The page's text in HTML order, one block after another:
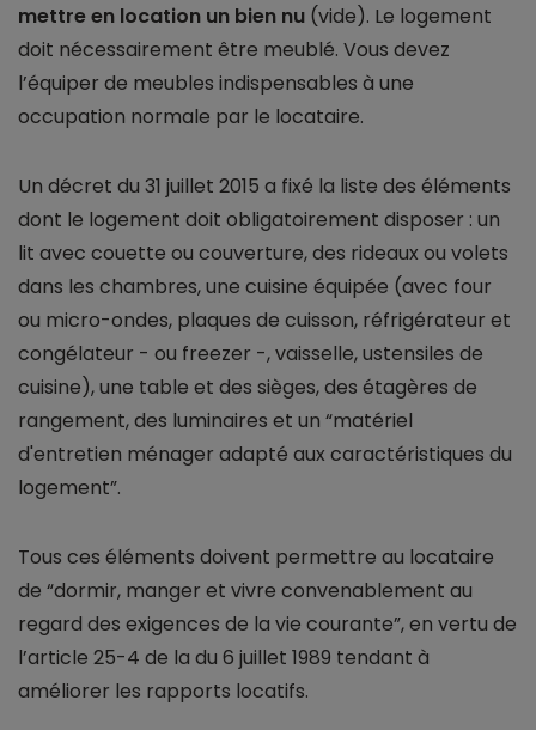
mettre en location un bien nu (vide). Le logement
doit nécessairement être meublé. Vous devez
l’équiper de meubles indispensables à une
occupation normale par le locataire.
Un décret du 31 juillet 2015 a fixé la liste des éléments
dont le logement doit obligatoirement disposer : un
lit avec couette ou couverture, des rideaux ou volets
dans les chambres, une cuisine équipée (avec four
ou micro-ondes, plaques de cuisson, réfrigérateur et
congélateur - ou freezer -, vaisselle, ustensiles de
cuisine), une table et des sièges, des étagères de
rangement, des luminaires et un “matériel
d'entretien ménager adapté aux caractéristiques du
logement”.
Tous ces éléments doivent permettre au locataire
de “dormir, manger et vivre convenablement au
regard des exigences de la vie courante”, en vertu de
l’article 25-4 de la du 6 juillet 1989 tendant à
améliorer les rapports locatifs.